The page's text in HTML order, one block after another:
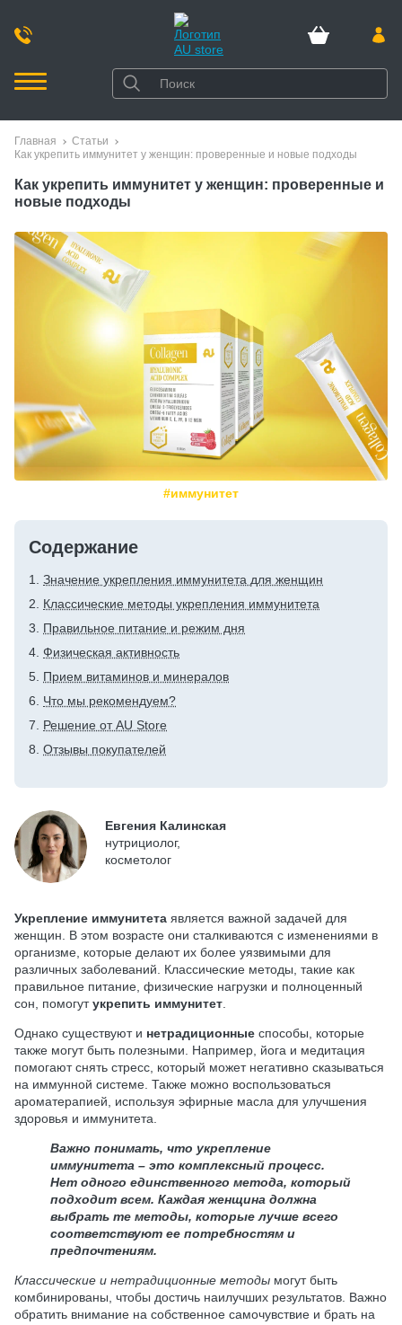
Главная
Статьи
Как укрепить иммунитет у женщин: проверенные и новые подходы
Как укрепить иммунитет у женщин: проверенные и
новые подходы
#иммунитет
Содержание
Значение укрепления иммунитета для женщин
Классические методы укрепления иммунитета
Правильное питание и режим дня
Физическая активность
Прием витаминов и минералов
Что мы рекомендуем?
Решение от AU Store
Отзывы покупателей
Евгения Калинская
нутрициолог,
косметолог
Укрепление иммунитета является важной задачей для
женщин. В этом возрасте они сталкиваются с изменениями в
организме, которые делают их более уязвимыми для
различных заболеваний. Классические методы, такие как
правильное питание, физические нагрузки и полноценный
сон, помогутукрепить иммунитет.
Однако существуют и нетрадиционные способы, которые
также могут быть полезными. Например, йога и медитация
помогают снять стресс, который может негативно сказываться
на иммунной системе. Также можно воспользоваться
ароматерапией, используя эфирные масла для улучшения
здоровья и иммунитета.
Важно понимать, что укрепление
иммунитета – это комплексный процесс.
Нет одного единственного метода, который
подходит всем. Каждая женщина должна
выбрать те методы, которые лучше всего
соответствуют ее потребностям и
предпочтениям.
Классические и нетрадиционные методы могут быть
комбинированы, чтобы достичь наилучших результатов. Важно
обратить внимание на собственное самочувствие и брать на